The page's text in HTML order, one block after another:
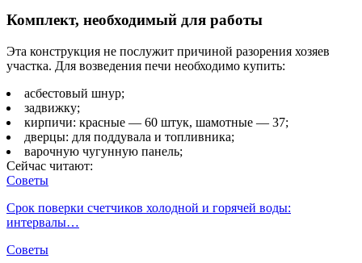
Комплект, необходимый для работы
Эта конструкция не послужит причиной разорения хозяев
участка. Для возведения печи необходимо купить:
асбестовый шнур;
задвижку;
кирпичи: красные — 60 штук, шамотные — 37;
дверцы: для поддувала и топливника;
варочную чугунную панель;
Сейчас читают:
Советы
Срок поверки счетчиков холодной и горячей воды:
интервалы…
Советы